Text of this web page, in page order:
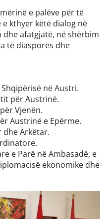
e palëve për të
kthyer këtë dialog në
afatgjatë, në shërbim
të diasporës dhe
në Austri.
për Austrinë.
Vjenën.
Austrinë e Epërme.
dhe Arkëtar.
e Parë në Ambasadë, e
ekonomike dhe